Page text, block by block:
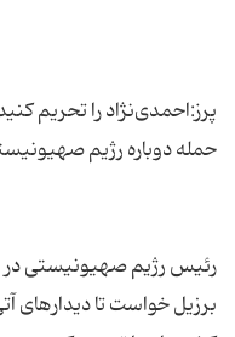
رئیس رژیم صهیونیستی در
برزیل خواست تا دیدارهای